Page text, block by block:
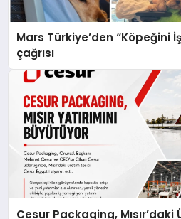
Mars Türkiye’den “Köpeğini
çağrısı
Cesur Packaging, Mısır’daki